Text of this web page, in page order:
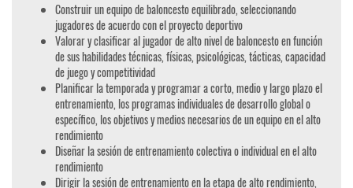
Construir un equipo de baloncesto equilibrado, seleccionando
jugadores de acuerdo con el proyecto deportivo
Valorar y clasificar al jugador de alto nivel de baloncesto en función
de sus habilidades técnicas, físicas, psicológicas, tácticas, capacidad
de juego y competitividad
Planificar la temporada y programar a corto, medio y largo plazo el
entrenamiento, los programas individuales de desarrollo global o
específico, los objetivos y medios necesarios de un equipo en el alto
rendimiento
Diseñar la sesión de entrenamiento colectiva o individual en el alto
rendimiento
Dirigir la sesión de entrenamiento en la etapa de alto rendimiento,